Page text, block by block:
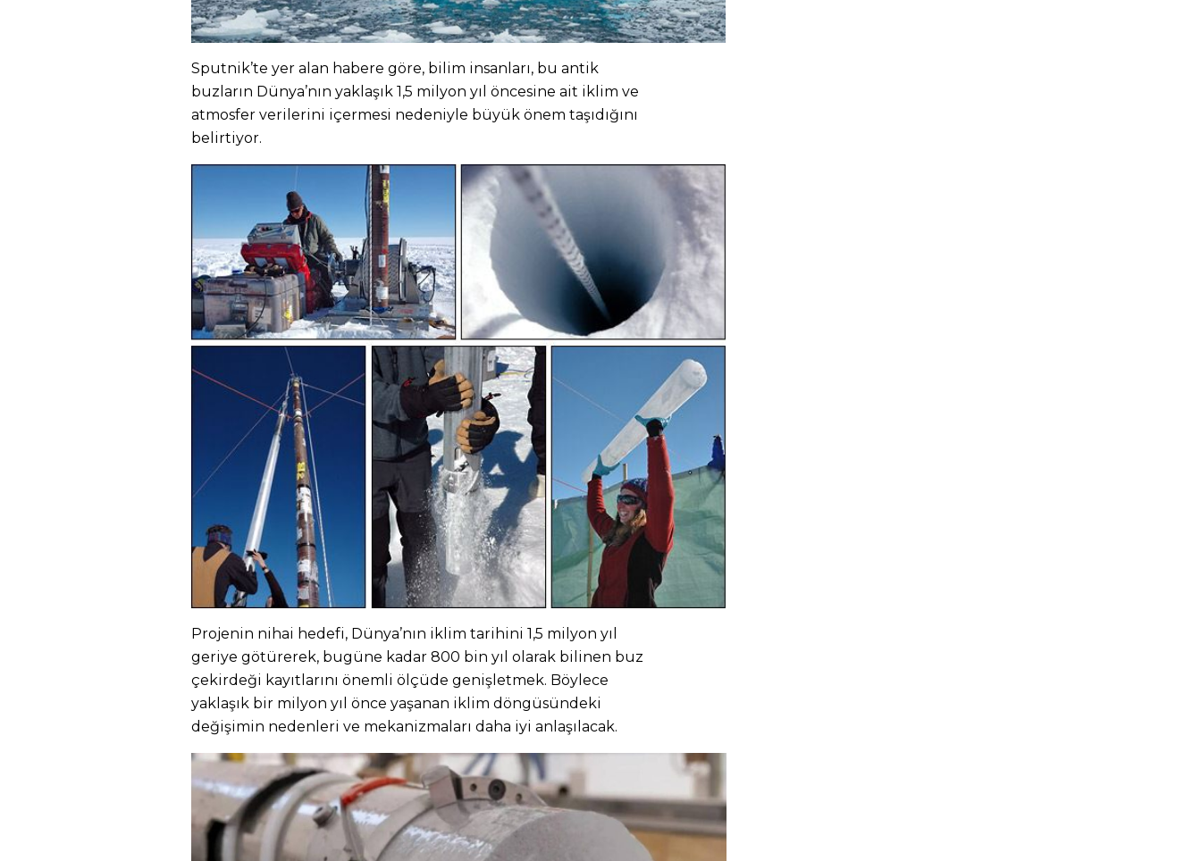
Sputnik’te yer alan habere göre, bilim insanları, bu antik
buzların Dünya’nın yaklaşık 1,5 milyon yıl öncesine ait iklim ve
atmosfer verilerini içermesi nedeniyle büyük önem taşıdığını
belirtiyor.
Projenin nihai hedefi, Dünya’nın iklim tarihini 1,5 milyon yıl
geriye götürerek, bugüne kadar 800 bin yıl olarak bilinen buz
çekirdeği kayıtlarını önemli ölçüde genişletmek. Böylece
yaklaşık bir milyon yıl önce yaşanan iklim döngüsündeki
değişimin nedenleri ve mekanizmaları daha iyi anlaşılacak.